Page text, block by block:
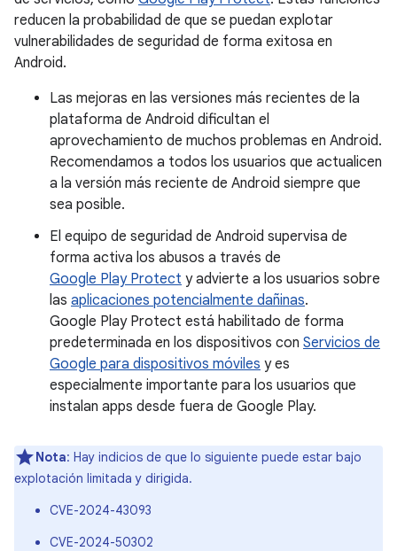
reducen la probabilidad de que se puedan explotar
vulnerabilidades de seguridad de forma exitosa en
Android.
Las mejoras en las versiones más recientes de la
plataforma de Android dificultan el
aprovechamiento de muchos problemas en Android.
Recomendamos a todos los usuarios que actualicen
a la versión más reciente de Android siempre que
sea posible.
El equipo de seguridad de Android supervisa de
forma activa los abusos a través de
Google Play Protect y advierte a los usuarios sobre
las aplicaciones potencialmente dañinas.
Google Play Protect está habilitado de forma
predeterminada en los dispositivos con Servicios de
Google para dispositivos móviles y es
especialmente importante para los usuarios que
instalan apps desde fuera de Google Play.
Nota: Hay indicios de que lo siguiente puede estar bajo
explotación limitada y dirigida.
CVE-2024-43093
CVE-2024-50302